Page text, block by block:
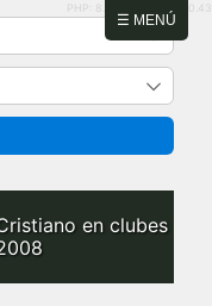
☰ MENÚ
PHP: 8.2.31 | MySQL: 8.0.43
en clubes